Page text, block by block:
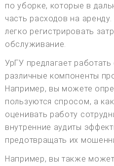
по уборке, которые в
часть расходов на
легко регистрировать
обслуживание.
УрГУ предлагает
различные компоненты
Например, вы можете
пользуются спросом, а
оценивать работу
внутренние аудиты
предотвращать их
Например, вы также